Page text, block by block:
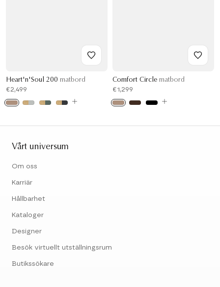
Heart'n'Soul 200 matbord
€2,499
Comfort Circle matbord
€1,299
Vårt universum
Om oss
Karriär
Hållbarhet
Kataloger
Designer
Besök virtuellt utställningsrum
Butikssökare